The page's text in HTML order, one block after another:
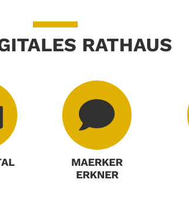
RATHAUS
MAERKER
ERKNER